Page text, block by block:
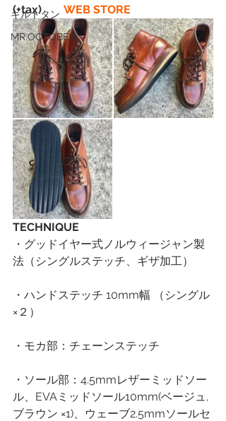
キルトタン
MR.OCTOBER
(+tax) WEB STORE
TECHNIQUE
・グッドイヤー式ノルウィージャン製
法（シングルステッチ、ギザ加工）
・ハンドステッチ 10mm幅 （シングル
×２）
・モカ部：チェーンステッチ
・ソール部：4.5mmレザーミッドソー
ル、EVAミッドソール10mm(ベージュ,
ブラウン ×1)、ウェーブ2.5mmソールセ